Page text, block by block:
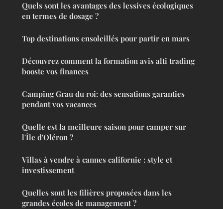
Quels sont les avantages des lessives écologiques
en termes de dosage ?
Top destinations ensoleillés pour partir en mars
Découvrez comment la formation avis alti trading
booste vos finances
Camping Grau du roi: des sensations garanties
pendant vos vacances
Quelle est la meilleure saison pour camper sur
l'Île d'Oléron ?
Villas à vendre à cannes californie : style et
investissement
Quelles sont les filières proposées dans les
grandes écoles de management ?